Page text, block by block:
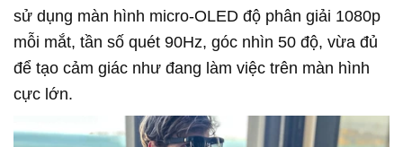
sử dụng màn hình micro-OLED độ phân giải 1080p
mỗi mắt, tần số quét 90Hz, góc nhìn 50 độ, vừa đủ
để tạo cảm giác như đang làm việc trên màn hình
cực lớn.